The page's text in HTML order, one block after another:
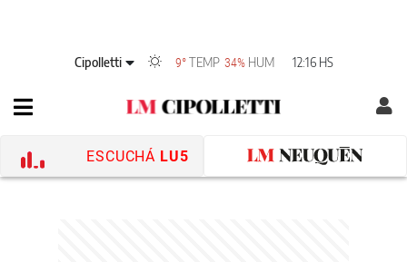
Cipolletti 9° TEMP 34% HUM 12:16 HS
ESCUCHÁ LU5